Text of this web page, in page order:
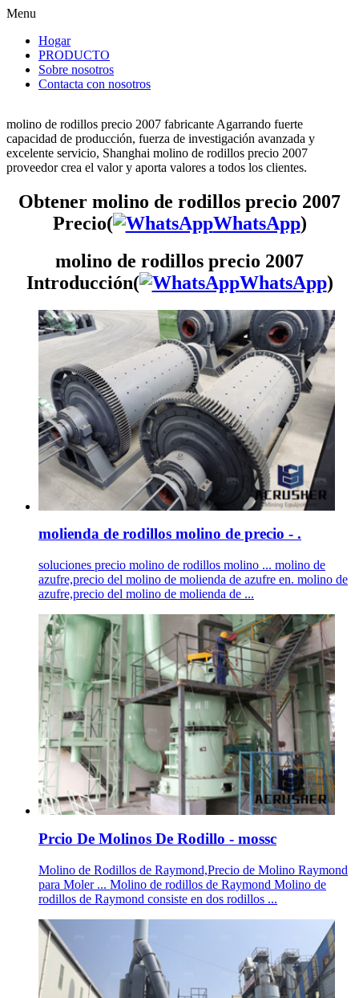
Menu
Hogar
PRODUCTO
Sobre nosotros
Contacta con nosotros
molino de rodillos precio 2007 fabricante Agarrando fuerte
capacidad de producción, fuerza de investigación avanzada y
excelente servicio, Shanghai molino de rodillos precio 2007
proveedor crea el valor y aporta valores a todos los clientes.
Obtener molino de rodillos precio 2007
Precio(
WhatsApp)
molino de rodillos precio 2007
Introducción(
WhatsApp)
molienda de rodillos molino de precio - .
soluciones precio molino de rodillos molino ... molino de
azufre,precio del molino de molienda de azufre en. molino de
azufre,precio del molino de molienda de ...
Prcio De Molinos De Rodillo - mossc
Molino de Rodillos de Raymond,Precio de Molino Raymond
para Moler ... Molino de rodillos de Raymond Molino de
rodillos de Raymond consiste en dos rodillos ...